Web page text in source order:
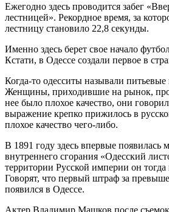
Ежегодно здесь проводится забег
лестницей». Рекордное время, за
лестницу становило 22,8 секунды.
Именно здесь берет свое начало
Кстати, в Одессе создали первое в
Когда-то одесситы называли
Женщины, приходившие на рынок,
нее было плохое качество, они
выражение крепко прижилось в
плохое качество чего-либо.
В 1891 году здесь впервые появилась
внутреннего сгорания «Одесский
территории Русской империи он
Говорят, что первый штраф за
появился в Одессе.
Актер Владимир Машков после съемок